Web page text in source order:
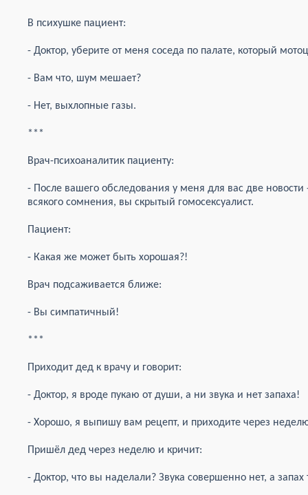
В психушке пациент:
- Доктор, уберите от меня соседа по палате, который
- Вам что, шум мешает?
- Нет, выхлопные газы.
***
Врач-психоаналитик пациенту:
- После вашего обследования у меня для вас две
всякого сомнения, вы скрытый гомосексуалист.
Пациент:
- Какая же может быть хорошая?!
Врач подсаживается ближе:
- Вы симпатичный!
***
Приходит дед к врачу и говорит:
- Доктор, я вроде пукаю от души, а ни звука и нет запаха!
- Хорошо, я выпишу вам рецепт, и приходите через
Пришёл дед через неделю и кричит:
- Доктор, что вы наделали? Звука совершенно нет, а запах